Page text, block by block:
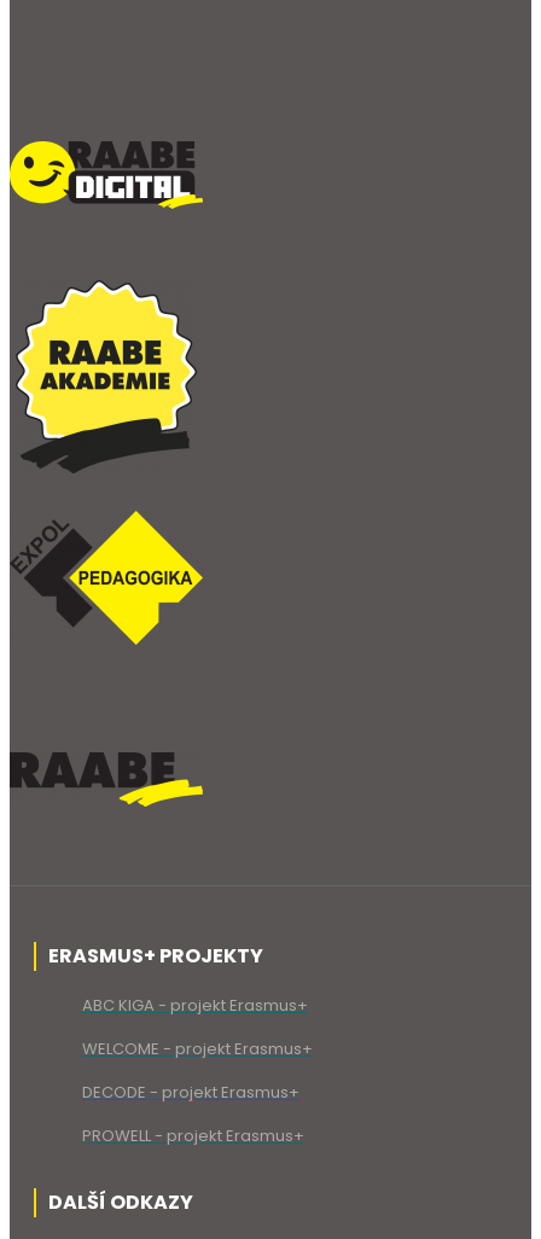
ERASMUS+ PROJEKTY
ABC KIGA - projekt Erasmus+
WELCOME - projekt Erasmus+
DECODE - projekt Erasmus+
PROWELL - projekt Erasmus+
DALŠÍ ODKAZY